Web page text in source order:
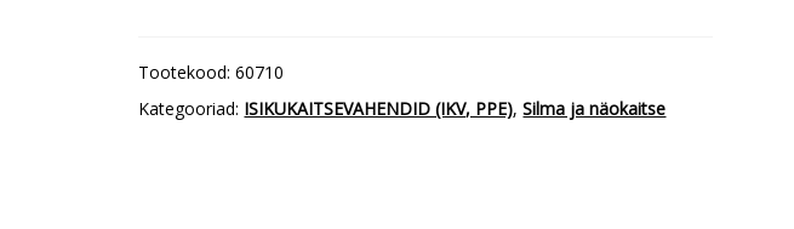
Tootekood:60710
Kategooriad: ISIKUKAITSEVAHENDID (IKV, PPE),Silma ja näokaitse